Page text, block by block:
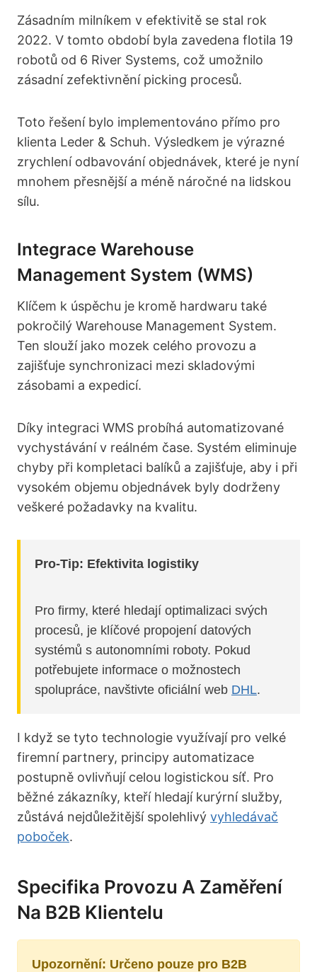
Zásadním milníkem v efektivitě se stal rok
2022. V tomto období byla zavedena flotila 19
robotů od 6 River Systems, což umožnilo
zásadní zefektivnění picking procesů.
Toto řešení bylo implementováno přímo pro
klienta Leder & Schuh. Výsledkem je výrazné
zrychlení odbavování objednávek, které je nyní
mnohem přesnější a méně náročné na lidskou
sílu.
Integrace Warehouse
Management System (WMS)
Klíčem k úspěchu je kromě hardwaru také
pokročilý Warehouse Management System.
Ten slouží jako mozek celého provozu a
zajišťuje synchronizaci mezi skladovými
zásobami a expedicí.
Díky integraci WMS probíhá automatizované
vychystávání v reálném čase. Systém eliminuje
chyby při kompletaci balíků a zajišťuje, aby i při
vysokém objemu objednávek byly dodrženy
veškeré požadavky na kvalitu.
Pro-Tip: Efektivita logistiky
Pro firmy, které hledají optimalizaci svých
procesů, je klíčové propojení datových
systémů s autonomními roboty. Pokud
potřebujete informace o možnostech
spolupráce, navštivte oficiální web DHL.
I když se tyto technologie využívají pro velké
firemní partnery, principy automatizace
postupně ovlivňují celou logistickou síť. Pro
běžné zákazníky, kteří hledají kurýrní služby,
zůstává nejdůležitější spolehlivý vyhledávač
poboček.
Specifika Provozu A Zaměření
Na B2B Klientelu
Upozornění: Určeno pouze pro B2B